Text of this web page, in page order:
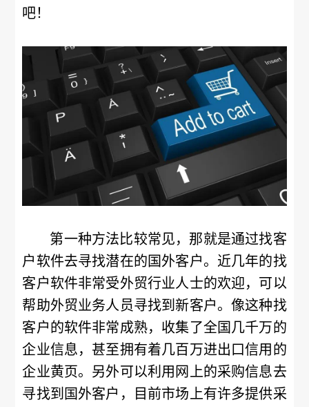
吧！
第一种方法比较常见，那就是通过找客
户软件去寻找潜在的国外客户。近几年的找
客户软件非常受外贸行业人士的欢迎，可以
帮助外贸业务人员寻找到新客户。像这种找
客户的软件非常成熟，收集了全国几千万的
企业信息，甚至拥有着几百万进出口信用的
企业黄页。另外可以利用网上的采购信息去
寻找到国外客户，目前市场上有许多提供采